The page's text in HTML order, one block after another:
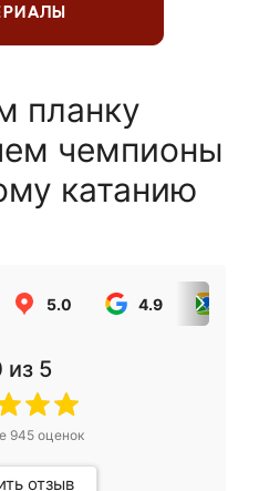
планку
чемпионы
катанию
5.0 4.9
из 5
945оценок
отзыв